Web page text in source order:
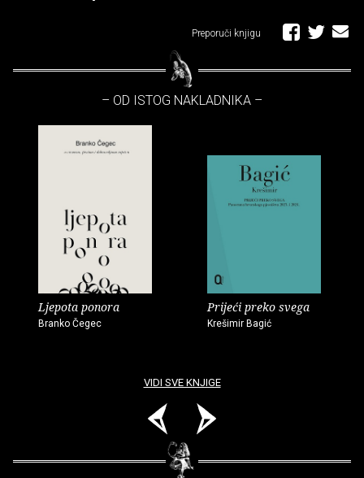
Preporuči knjigu
– OD ISTOG NAKLADNIKA –
Ljepota ponora
Branko Čegec
Prijeći preko svega
Krešimir Bagić
VIDI SVE KNJIGE